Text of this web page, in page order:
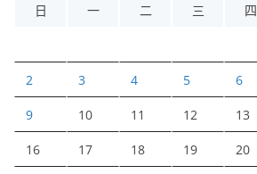
日
一 二 三 四
2 3 4 5 6
9 10 11 12 13
16 17 18 19 20